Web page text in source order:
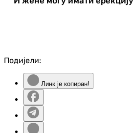
Подијели:
Линк је копиран!